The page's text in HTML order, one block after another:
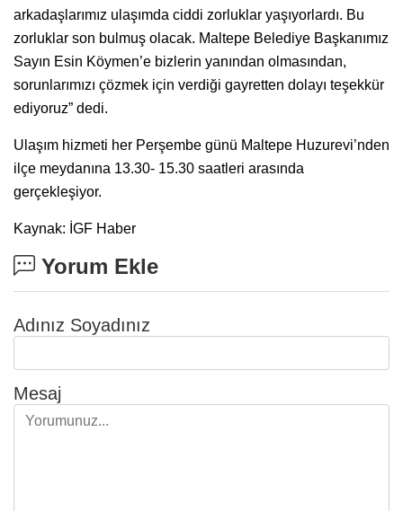
arkadaşlarımız ulaşımda ciddi zorluklar yaşıyorlardı. Bu
zorluklar son bulmuş olacak. Maltepe Belediye Başkanımız
Sayın Esin Köymen’e bizlerin yanından olmasından,
sorunlarımızı çözmek için verdiği gayretten dolayı teşekkür
ediyoruz” dedi.
Ulaşım hizmeti her Perşembe günü Maltepe Huzurevi’nden
ilçe meydanına 13.30- 15.30 saatleri arasında
gerçekleşiyor.
Kaynak: İGF Haber
Yorum Ekle
Adınız Soyadınız
Mesaj